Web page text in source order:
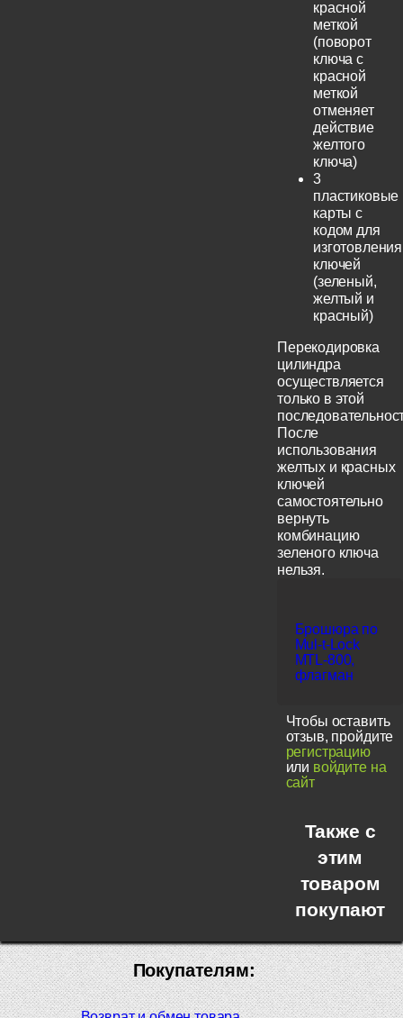
красной
меткой
(поворот
ключа с
красной
меткой
отменяет
действие
желтого
ключа)
3
пластиковые
карты с
кодом для
изготовления
ключей
(зеленый,
желтый и
красный)
Перекодировка
цилиндра
осуществляется
только в этой
После
использования
желтых и красных
ключей
самостоятельно
вернуть
комбинацию
зеленого ключа
нельзя.
Брошюра по
Mul-t-Lock
MTL-800,
флагман
Чтобы оставить
отзыв, пройдите
регистрацию
или войдите на
сайт
Также с
этим
товаром
покупают
Покупателям: